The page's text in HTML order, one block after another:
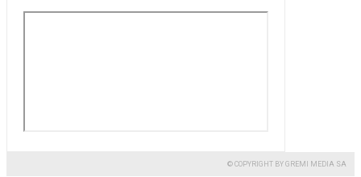
© COPYRIGHT BY GREMI MEDIA SA